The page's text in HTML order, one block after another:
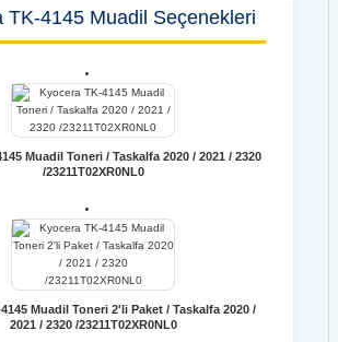
TK-4145 Muadil Seçenekleri
Muadil Toneri / Taskalfa 2020 / 2021 / 2320
/23211T02XR0NL0
Muadil Toneri 2'li Paket / Taskalfa 2020 /
2021 / 2320 /23211T02XR0NL0